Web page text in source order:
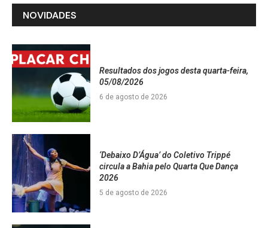
NOVIDADES
Resultados dos jogos desta quarta-feira,
05/08/2026
6 de agosto de 2026
‘Debaixo D’Água’ do Coletivo Trippé
circula a Bahia pelo Quarta Que Dança
2026
5 de agosto de 2026